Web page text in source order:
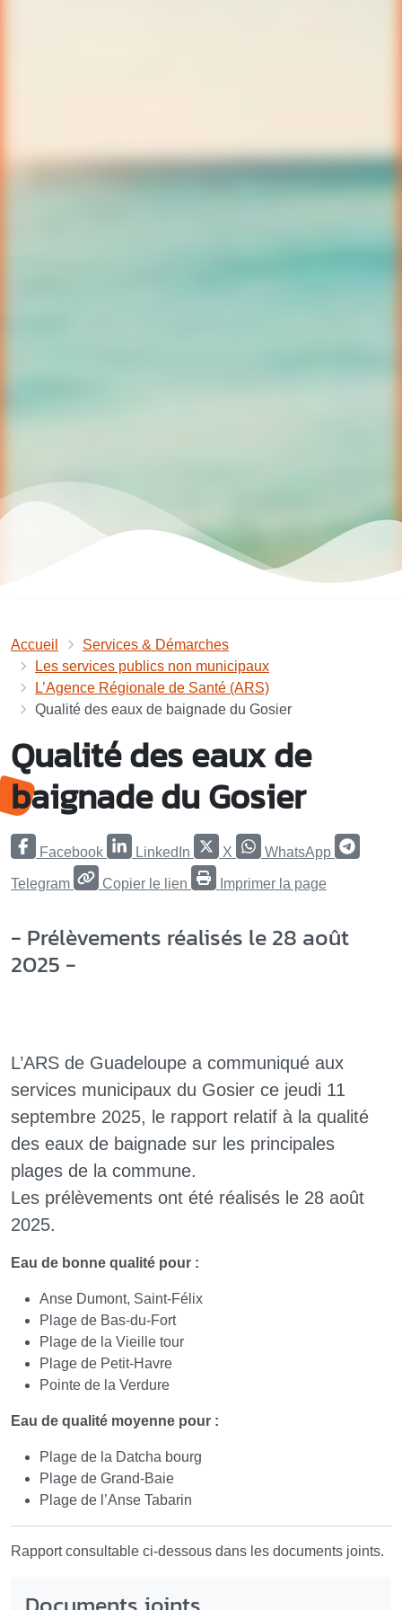
Accueil
Services & Démarches
Les services publics non municipaux
L’Agence Régionale de Santé (ARS)
Qualité des eaux de baignade du Gosier
Qualité des eaux de
baignade du Gosier
Facebook LinkedIn X WhatsApp
Telegram Copier le lien Imprimer la page
- Prélèvements réalisés le 28 août
2025 -
L’ARS de Guadeloupe a communiqué aux
services municipaux du Gosier ce jeudi 11
septembre 2025, le rapport relatif à la qualité
des eaux de baignade sur les principales
plages de la commune.
Les prélèvements ont été réalisés le 28 août
2025.
Eau de bonne qualité pour :
Anse Dumont, Saint-Félix
Plage de Bas-du-Fort
Plage de la Vieille tour
Plage de Petit-Havre
Pointe de la Verdure
Eau de qualité moyenne pour :
Plage de la Datcha bourg
Plage de Grand-Baie
Plage de l’Anse Tabarin
Rapport consultable ci-dessous dans les documents joints.